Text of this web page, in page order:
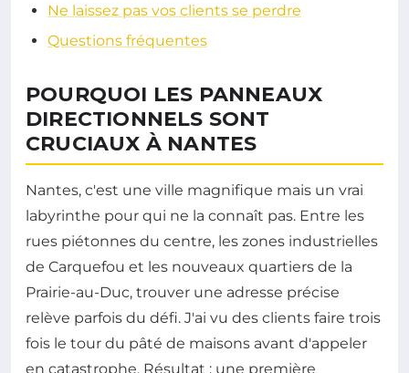
Ne laissez pas vos clients se perdre
Questions fréquentes
POURQUOI LES PANNEAUX
DIRECTIONNELS SONT
CRUCIAUX À NANTES
Nantes, c'est une ville magnifique mais un vrai
labyrinthe pour qui ne la connaît pas. Entre les
rues piétonnes du centre, les zones industrielles
de Carquefou et les nouveaux quartiers de la
Prairie-au-Duc, trouver une adresse précise
relève parfois du défi. J'ai vu des clients faire trois
fois le tour du pâté de maisons avant d'appeler
en catastrophe. Résultat : une première